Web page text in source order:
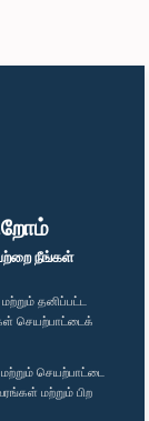
நீங்கள்
தனிப்பட்ட
செயற்பாட்டைக்
செயற்பாட்டை
மற்றும் பிற